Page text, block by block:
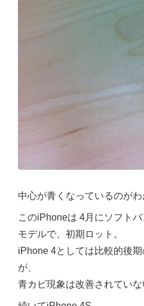
中心が青くなっているのがわ
このiPhoneは 4月にソフト
モデルで、初期ロット。
iPhone 4としては比較的後
が、
青カビ現象は改善されていな